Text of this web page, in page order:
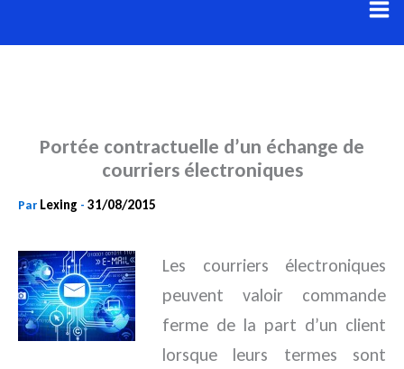
au
Portée contractuelle d’un échange de
courriers électroniques
Par Lexing - 31/08/2015
Les courriers électroniques
peuvent valoir commande
ferme de la part d’un client
lorsque leurs termes sont